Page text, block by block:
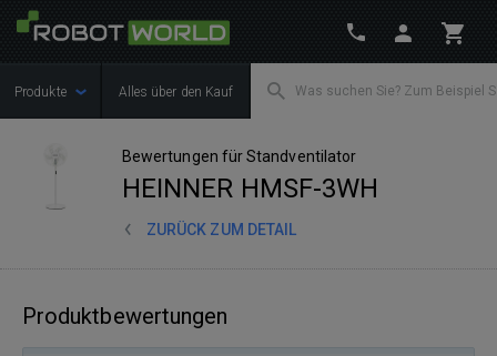
Produkte Alles über den Kauf
Bewertungen für Standventilator
HEINNER HMSF-3WH
ZURÜCK ZUM DETAIL
Produktbewertungen